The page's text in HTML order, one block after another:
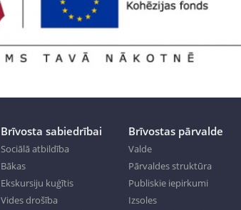
Brīvosta sabiedrībai
Sociālā atbildība
Bākas
Ekskursiju kuģītis
Vides drošība
Brīvostas pārvalde
Valde
Pārvaldes struktūra
Publiskie iepirkumi
Izsoles